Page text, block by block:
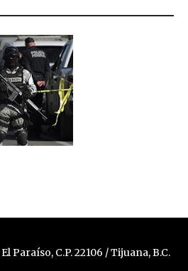
Paraíso, C.P. 22106 / Tijuana, B.C.